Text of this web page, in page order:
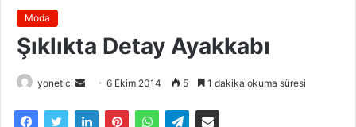
Moda
Şıklıkta Detay Ayakkabı
yonetici
Bir
posta
6 Ekim 2014 5 1 dakika okuma süresi